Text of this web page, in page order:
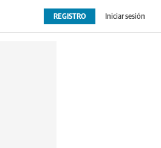
REGISTRO Iniciar sesión